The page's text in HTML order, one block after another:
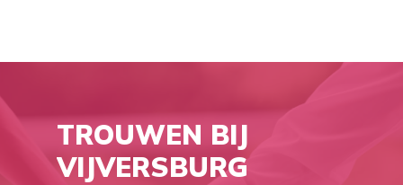
TROUWEN BIJ
VIJVERSBURG